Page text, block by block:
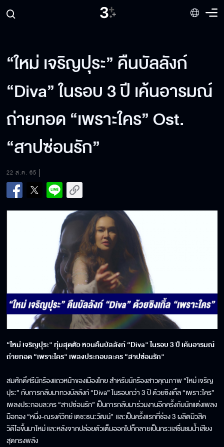
“ใหม่ เจริญปุระ” คืนบัลลังก์
“Diva” ในรอบ 3 ปี เค้นอารมณ์
ถ่ายทอด “เพราะใคร” Ost.
“สาปซ่อนรัก”
22 ส.ค. 65
“ใหม่ เจริญปุระ” ทุ่มสุดตัว หวนคืนบัลลังก์ “Diva” ในรอบ 3 ปี เค้นอารมณ์
ถ่ายทอด “เพราะใคร” เพลงประกอบละคร “สาปซ่อนรัก”
สมศักดิ์ศรีนักร้องแถวหน้าของเมืองไทย สำหรับนักร้องสาวคุณภาพ “ใหม่ เจริญ
ปุระ” กับการกลับมาทวงบัลลังก์ “Diva” ในรอบกว่า 3 ปี ด้วยซิงเกิ้ล “เพราะใคร”
เพลงประกอบละคร “สาปซ่อนรัก” เป็นการกลับมาร่วมงานอีกครั้งกับนักแต่งเพลง
มือทอง “หนึ่ง-ณรงค์วิทย์ เตชะธนะวัฒน์” และเป็นครั้งแรกที่ช่อง 3 ผลิตมิวสิค
วิดีโอขึ้นมาใหม่ และหลังจากปล่อยตัวเต็มออกไปก็กลายเป็นกระแสชื่นชมน้ำเสียง
สุดทรงพลัง